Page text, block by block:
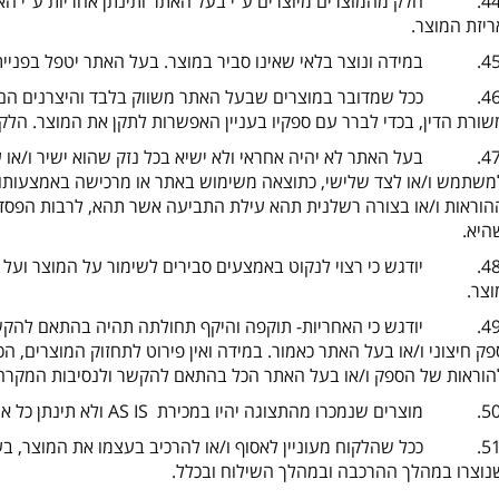
המוצר.
46. ככל שמדובר במוצרים שבעל האתר משווק בלבד והיצרנים
הדין, בכדי לברר עם ספקיו בעניין האפשרות לתקן את המוצר.
/או
ו/או לצד שלישי, כתוצאה משימוש באתר או מרכישה
ו/או בצורה רשלנית תהא עילת התביעה אשר תהא, לרבות הפסד
48. יודגש כי רצוי לנקוט באמצעים סבירים לשימור על המוצר
49. יודגש כי האחריות- תוקפה והיקף תחולתה תהיה בהתאם להקשר
חיצוני ו/או בעל האתר כאמור. במידה ואין פירוט לתחזוק המוצרים,
של הספק ו/או בעל האתר הכל בהתאם להקשר ולנסיבות
AS IS ולא תינתן כל
/או להרכיב בעצמו את המוצר,
במהלך ההרכבה ובמהלך השילוח ובכלל.